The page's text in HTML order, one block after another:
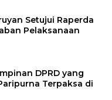
Setujui Raperda
Pelaksanaan
DPRD yang
Terpaksa di